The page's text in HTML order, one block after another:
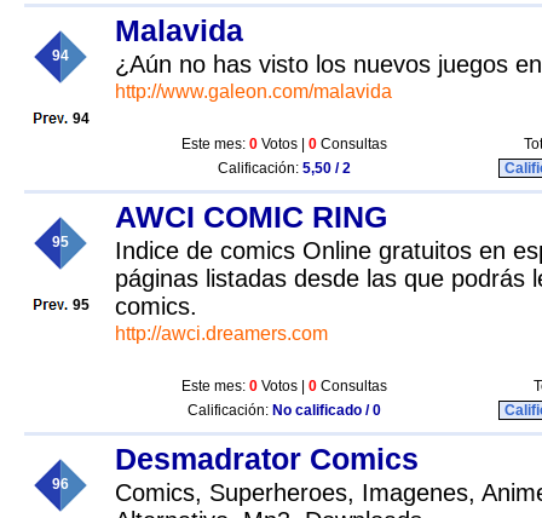
94
94
Malavida
¿Aún no has visto los nuevos juegos
http://www.galeon.com/malavida
Este mes: 0 Votos | 0 Consultas
Calificación: 5,50 / 2
95
95
AWCI COMIC RING
Indice de comics Online gratuitos en
páginas listadas desde las que podrás
comics.
http://awci.dreamers.com
Este mes: 0 Votos | 0 Consultas
Calificación: No calificado / 0
96
Desmadrator Comics
Comics, Superheroes, Imagenes,